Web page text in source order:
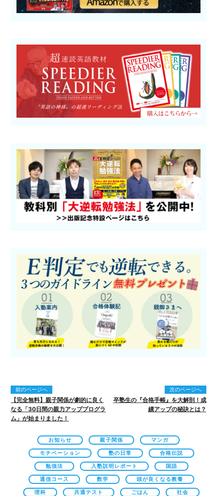
前のページへ
【完全無料】親子関係が劇的に良く
なる「30日間の親力アッププログラ
ム」が始まりました！
次のページへ
卒塾生の『合格手帳』を大解剖！成
績アップの秘訣とは？
お知らせ 親子関係 マンガ
モチベーション 塾の日常 合格伝説
勉強法 入塾説明レポート 国語
通信コース 数学 頭が良くなる教養
理科 共通テスト ごはん 社会